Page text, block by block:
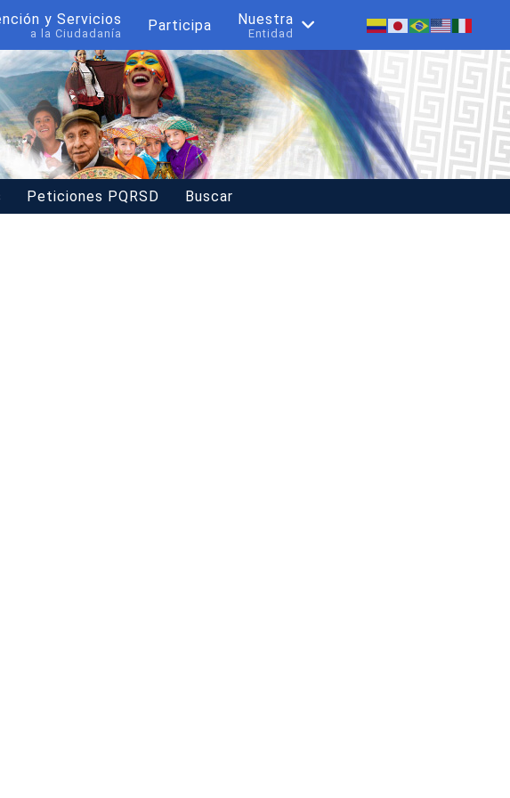
y Servicios
a la Ciudadanía Participa Nuestra
Entidad
Peticiones PQRSD Buscar